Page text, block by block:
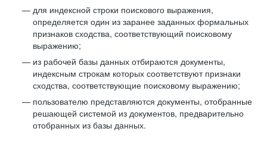
для индексной строки поискового выражения,
определяется один из заранее заданных формальных
признаков сходства, соответствующий поисковому
выражению;
из рабочей базы данных отбираются документы,
индексным строкам которых соответствуют признаки
сходства, соответствующие поисковому выражению;
пользователю представляются документы, отобранные
решающей системой из документов, предварительно
отобранных из базы данных.